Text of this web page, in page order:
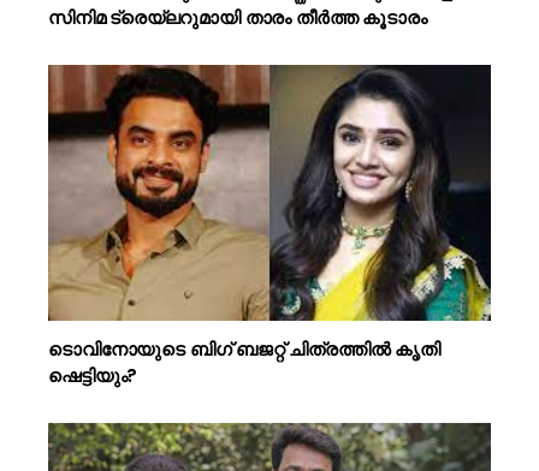
സിനിമ ട്രെയ്‌ലറുമായി താരം തീർത്ത കൂടാരം
ടൊവിനോയുടെ ബിഗ് ബജറ്റ് ചിത്രത്തിൽ കൃതി
ഷെട്ടിയും?